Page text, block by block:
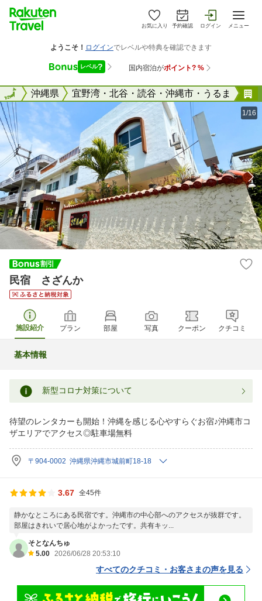
お気に入り 予約確認 ログイン メニュー
全国沖縄県 宜野湾・北谷・読谷・沖縄市・うるま
全国
1/16
民宿 さざんか
施設紹介 プラン 部屋 写真 クーポン クチコミ
基本情報
新型コロナ対策について
待望のレンタカーも開始！沖縄を感じる心やすらぐお宿♪沖縄市コ
ザエリアでアクセス◎駐車場無料
〒904-0002 沖縄県沖縄市城前町18-18
3.67 全45件
静かなところにある民宿です。沖縄市の中心部へのアクセスが抜群です。
部屋はきれいで居心地がよかったです。共有キッ...
そとなんちゅ
5.00 2026/06/28 20:53:10
すべてのクチコミ・お客さまの声を見る